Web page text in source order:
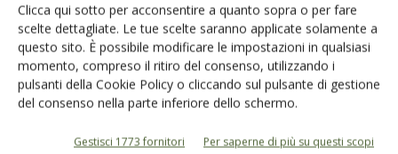
Clicca qui sotto per acconsentire a quanto sopra o per fare
scelte dettagliate. Le tue scelte saranno applicate solamente a
questo sito. È possibile modificare le impostazioni in qualsiasi
momento, compreso il ritiro del consenso, utilizzando i
pulsanti della Cookie Policy o cliccando sul pulsante di gestione
del consenso nella parte inferiore dello schermo.
Gestisci 1773 fornitori Per saperne di più su questi scopi